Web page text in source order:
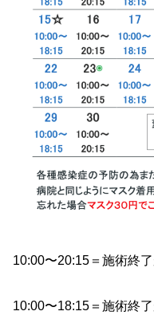
10:00〜20:15＝施術終
10:00〜18:15＝施術終